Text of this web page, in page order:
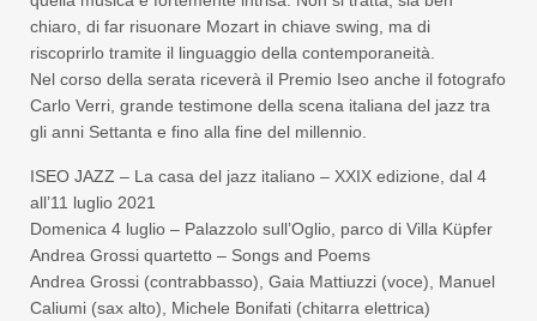
chiaro, di far risuonare Mozart in chiave swing, ma di
riscoprirlo tramite il linguaggio della contemporaneità.
Nel corso della serata riceverà il Premio Iseo anche il fotografo
Carlo Verri, grande testimone della scena italiana del jazz tra
gli anni Settanta e fino alla fine del millennio.
ISEO JAZZ – La casa del jazz italiano – XXIX edizione, dal 4
all’11 luglio 2021
Domenica 4 luglio – Palazzolo sull’Oglio, parco di Villa Küpfer
Andrea Grossi quartetto – Songs and Poems
Andrea Grossi (contrabbasso), Gaia Mattiuzzi (voce), Manuel
Caliumi (sax alto), Michele Bonifati (chitarra elettrica)